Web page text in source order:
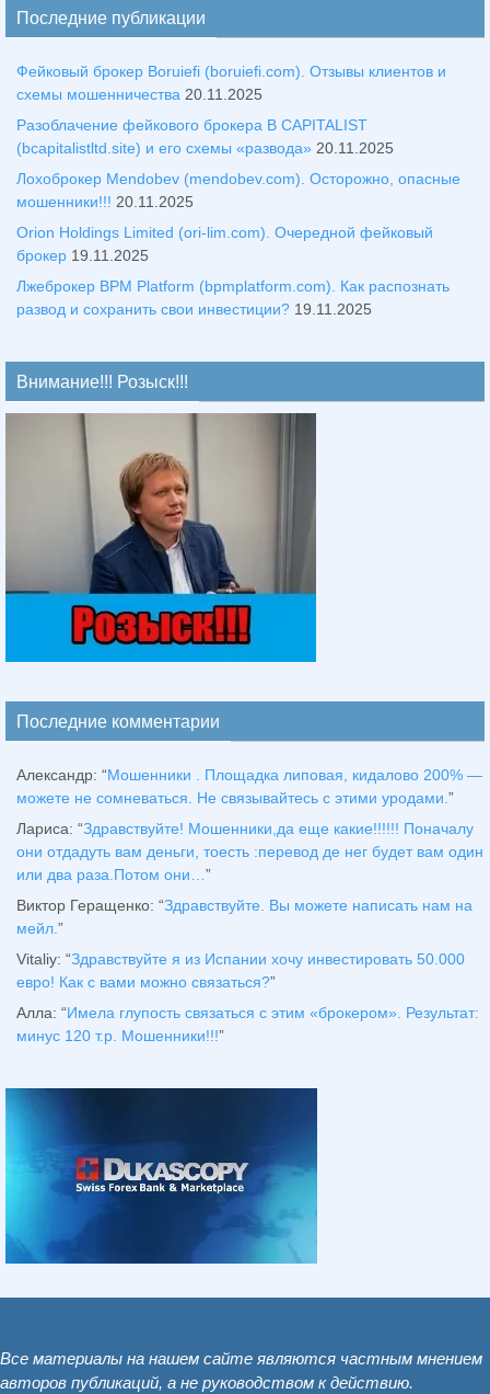
Последние публикации
Фейковый брокер Boruiefi (boruiefi.com). Отзывы клиентов и
схемы мошенничества 20.11.2025
Разоблачение фейкового брокера B CAPITALIST
(bcapitalistltd.site) и его схемы «развода» 20.11.2025
Лохоброкер Mendobev (mendobev.com). Осторожно, опасные
мошенники!!! 20.11.2025
Orion Holdings Limited (ori-lim.com). Очередной фейковый
брокер 19.11.2025
Лжеброкер BPM Platform (bpmplatform.com). Как распознать
развод и сохранить свои инвестиции? 19.11.2025
Внимание!!! Розыск!!!
Последние комментарии
Александр: “Мошенники . Площадка липовая, кидалово 200% —
можете не сомневаться. Не связывайтесь с этими уродами. ”
Лариса: “Здравствуйтe! Мошенники,да еще какие!!!!!! Поначалу
они отдадуть вам деньги, тоесть :перевод де нег будет вам один
или два раза.Потом они… ”
Виктор Геращенко: “Здравствуйте. Вы можете написать нам на
мейл. ”
Vitaliy: “Здравствуйте я из Испании хочу инвестировать 50.000
евро! Как с вами можно связаться?”
Алла: “Имела глупость связаться с этим «брокером». Результат:
минус 120 т.р. Мошенники!!!”
Все материалы на нашем сайте являются частным мнением
авторов публикаций, а не руководством к действию.